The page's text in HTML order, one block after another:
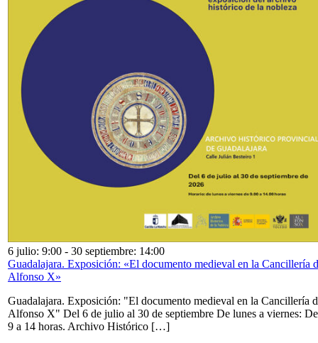
6 julio: 9:00 - 30 septiembre: 14:00
Guadalajara. Exposición: «El documento medieval en la Cancillería
Alfonso X»
Guadalajara. Exposición: "El documento medieval en la Cancillería
Alfonso X" Del 6 de julio al 30 de septiembre De lunes a viernes: De
9 a 14 horas. Archivo Histórico […]